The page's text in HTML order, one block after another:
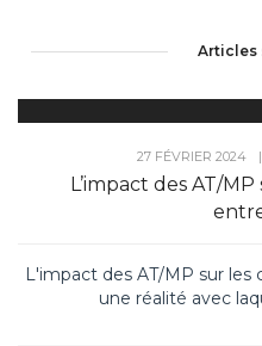
Articles
27 FÉVRIER 2024 |
L’impact des AT/
L'impact des AT/MP sur les
une réalité avec